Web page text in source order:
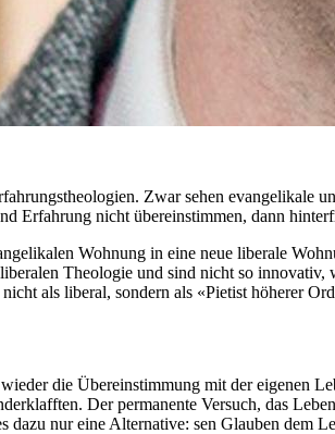
Zwar sehen evangelikale
Erfahrung nicht übereinstimmen, dann
Wohnung in eine neue liberale
Theologie und sind nicht so
als liberal, sondern als «Pietist höherer
die Übereinstimmung mit der eigenen
Der permanente Versuch, das
dazu nur eine Alternative: sen Glauben dem